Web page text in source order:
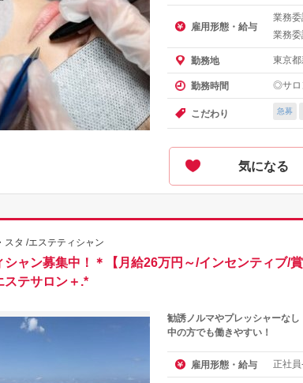
雇用形態・給与
業務
業務
勤務地 東京
勤務時間 ◎サロ
こだわり 急募
気になる
スタ /エステティシャン
シャン募集中！＊【月給26万円～/インセンティブ/
ステサロン＋.*
勧誘ノルマやプレッシャーな
中の方でも働きやすい！
雇用形態・給与 正社